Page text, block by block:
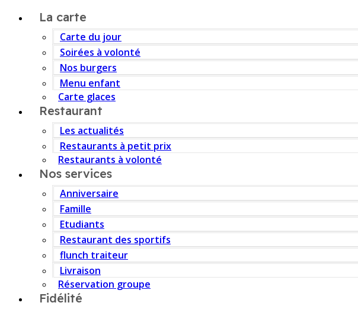
La carte
Carte du jour
Soirées à volonté
Nos burgers
Menu enfant
Carte glaces
Restaurant
Les actualités
Restaurants à petit prix
Restaurants à volonté
Nos services
Anniversaire
Famille
Etudiants
Restaurant des sportifs
flunch traiteur
Livraison
Réservation groupe
Fidélité